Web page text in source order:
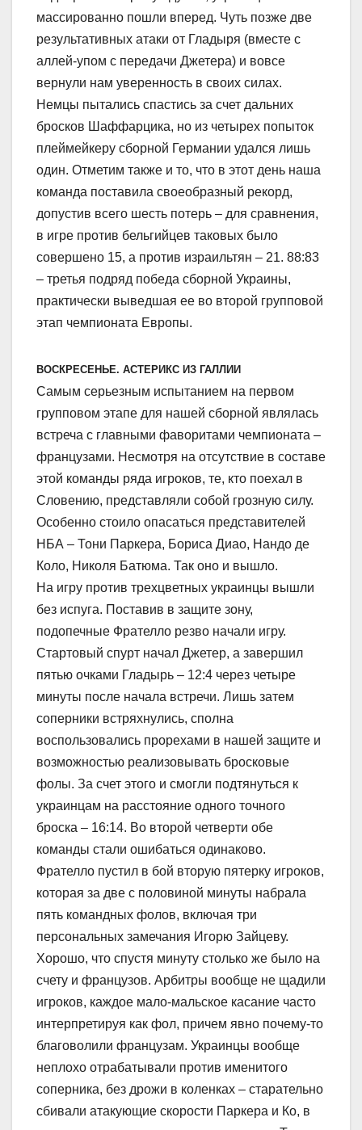
массированно пошли вперед. Чуть позже две
результативных атаки от Гладыря (вместе с
аллей-упом с передачи Джетера) и вовсе
вернули нам уверенность в своих силах.
Немцы пытались спастись за счет дальних
бросков Шаффарцика, но из четырех попыток
плеймейкеру сборной Германии удался лишь
один. Отметим также и то, что в этот день наша
команда поставила своеобразный рекорд,
допустив всего шесть потерь – для сравнения,
в игре против бельгийцев таковых было
совершено 15, а против израильтян – 21. 88:83
– третья подряд победа сборной Украины,
практически выведшая ее во второй групповой
этап чемпионата Европы.
ВОСКРЕСЕНЬЕ. АСТЕРИКС ИЗ ГАЛЛИИ
Самым серьезным испытанием на первом
групповом этапе для нашей сборной являлась
встреча с главными фаворитами чемпионата –
французами. Несмотря на отсутствие в составе
этой команды ряда игроков, те, кто поехал в
Словению, представляли собой грозную силу.
Особенно стоило опасаться представителей
НБА – Тони Паркера, Бориса Диао, Нандо де
Коло, Николя Батюма. Так оно и вышло.
На игру против трехцветных украинцы вышли
без испуга. Поставив в защите зону,
подопечные Фрателло резво начали игру.
Стартовый спурт начал Джетер, а завершил
пятью очками Гладырь – 12:4 через четыре
минуты после начала встречи. Лишь затем
соперники встряхнулись, сполна
воспользовались прорехами в нашей защите и
возможностью реализовывать бросковые
фолы. За счет этого и смогли подтянуться к
украинцам на расстояние одного точного
броска – 16:14. Во второй четверти обе
команды стали ошибаться одинаково.
Фрателло пустил в бой вторую пятерку игроков,
которая за две с половиной минуты набрала
пять командных фолов, включая три
персональных замечания Игорю Зайцеву.
Хорошо, что спустя минуту столько же было на
счету и французов. Арбитры вообще не щадили
игроков, каждое мало-мальское касание часто
интерпретируя как фол, причем явно почему-то
благоволили французам. Украинцы вообще
неплохо отрабатывали против именитого
соперника, без дрожи в коленках – старательно
сбивали атакующие скорости Паркера и Ко, в